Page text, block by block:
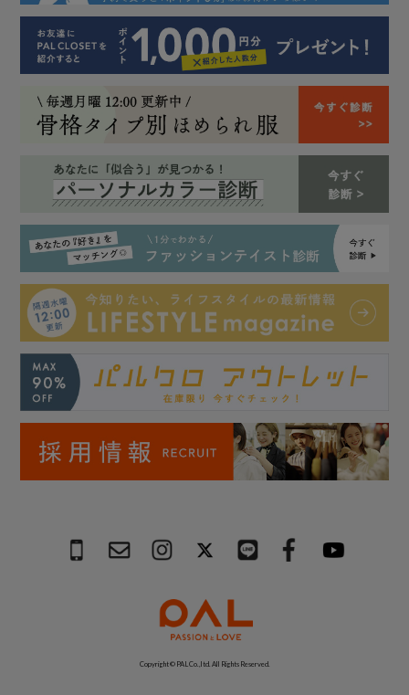
Copyright © PAL Co.,ltd. All Rights Reserved.